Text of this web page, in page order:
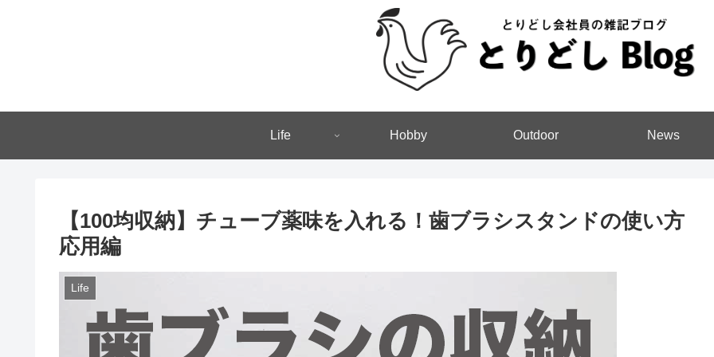
Life Hobby Outdoor News
【100均収納】チューブ薬味を入れる！歯ブラシスタンドの使い方
応用編
Life